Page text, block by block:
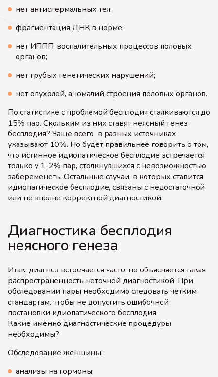
нет антиспермальных тел;
фрагментация ДНК в норме;
нет ИППП, воспалительных процессов половых
органов;
нет грубых генетических нарушений;
нет опухолей, аномалий строения половых органов.
По статистике с проблемой бесплодия сталкиваются до
15% пар. Скольким из них ставят неясный генез
бесплодия? Чаще всего в разных источниках
указывают 10%. Но будет правильнее говорить о том,
что истинное идиопатическое бесплодие встречается
только у 1-2% пар, столкнувшихся с невозможностью
забеременеть. Остальные случаи, в которых ставится
идиопатическое бесплодие, связаны с недостаточной
или не вполне корректной диагностикой.
Диагностика бесплодия
неясного генеза
Итак, диагноз встречается часто, но объясняется такая
распространённость неточной диагностикой. При
обследовании пары необходимо следовать чётким
стандартам, чтобы не допустить ошибочной
постановки идиопатического бесплодия.
Какие именно диагностические процедуры
необходимы?
Обследование женщины:
анализы на гормоны;